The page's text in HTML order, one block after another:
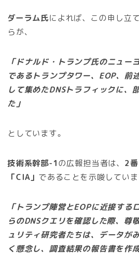
ダーラム氏によれば、この申し立
らが、
「ドナルド・トランプ氏のニュー
であるトランプタワー、EOP、前
して集めたDNSトラフィックに、
た」
としています。
技術系幹部-1の広報担当者は、 2
「CIA」 であることを示唆していま
「トランプ陣営とEOPに近接する
らのDNSクエリを確認した際、尊
ュリティ研究者たちは、データが
く懸念し、調査結果の報告書を作